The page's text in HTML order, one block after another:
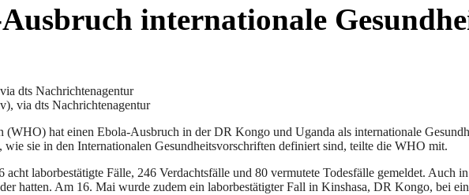
internationale
via dts Nachrichtenagentur
hat einen Ebola-Ausbruch in der DR Kongo und Uganda als internationale
sie in den Internationalen Gesundheitsvorschriften definiert sind, teilte die WHO mit.
laborbestätigte Fälle, 246 Verdachtsfälle und 80 vermutete Todesfälle gemeldet. Auch
hatten. Am 16. Mai wurde zudem ein laborbestätigter Fall in Kinshasa, DR Kongo, bei